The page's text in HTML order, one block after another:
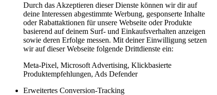
Durch das Akzeptieren dieser Dienste können wir dir auf
deine Interessen abgestimmte Werbung, gesponserte Inhalte
oder Rabattaktionen für unsere Webseite oder Produkte
basierend auf deinem Surf- und Einkaufsverhalten anzeigen
sowie deren Erfolge messen. Mit deiner Einwilligung setzen
wir auf dieser Webseite folgende Drittdienste ein:
Meta-Pixel, Microsoft Advertising, Klickbasierte
Produktempfehlungen, Ads Defender
Erweitertes Conversion-Tracking